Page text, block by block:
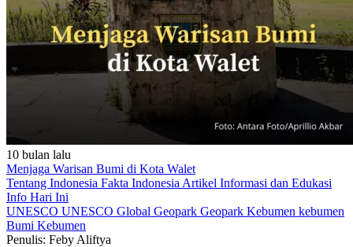
10 bulan lalu
Menjaga Warisan Bumi di Kota Walet
Tentang Indonesia Fakta Indonesia Artikel Informasi dan Edukasi
Info Hari Ini
UNESCO UNESCO Global Geopark Geopark Kebumen kebumen
Bumi Kebumen
Penulis: Feby Aliftya